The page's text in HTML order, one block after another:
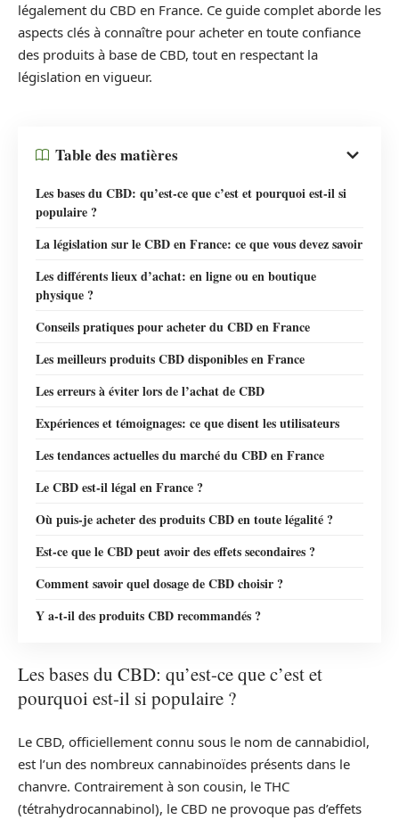
légalement du CBD en France. Ce guide complet aborde les
aspects clés à connaître pour acheter en toute confiance
des produits à base de CBD, tout en respectant la
législation en vigueur.
Table des matières
Les bases du CBD: qu’est-ce que c’est et pourquoi est-il si
populaire ?
La législation sur le CBD en France: ce que vous devez savoir
Les différents lieux d’achat: en ligne ou en boutique
physique ?
Conseils pratiques pour acheter du CBD en France
Les meilleurs produits CBD disponibles en France
Les erreurs à éviter lors de l’achat de CBD
Expériences et témoignages: ce que disent les utilisateurs
Les tendances actuelles du marché du CBD en France
Le CBD est-il légal en France ?
Où puis-je acheter des produits CBD en toute légalité ?
Est-ce que le CBD peut avoir des effets secondaires ?
Comment savoir quel dosage de CBD choisir ?
Y a-t-il des produits CBD recommandés ?
Les bases du CBD: qu’est-ce que c’est et
pourquoi est-il si populaire ?
Le CBD, officiellement connu sous le nom de cannabidiol,
est l’un des nombreux cannabinoïdes présents dans le
chanvre. Contrairement à son cousin, le THC
(tétrahydrocannabinol), le CBD ne provoque pas d’effets